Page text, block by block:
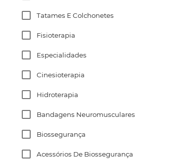
Tatames E Colchonetes
Fisioterapia
Especialidades
Cinesioterapia
Hidroterapia
Bandagens Neuromusculares
Biossegurança
Acessórios De Biossegurança